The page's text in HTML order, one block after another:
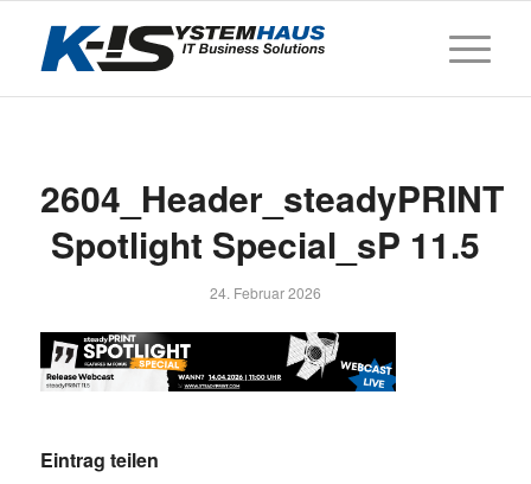
2604_Header_steadyPRINT
Spotlight Special_sP 11.5
24. Februar 2026
Eintrag teilen